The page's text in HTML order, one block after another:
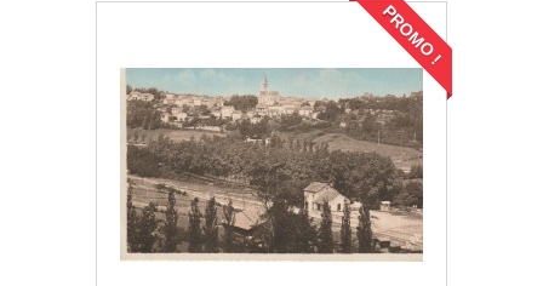
PROMO !